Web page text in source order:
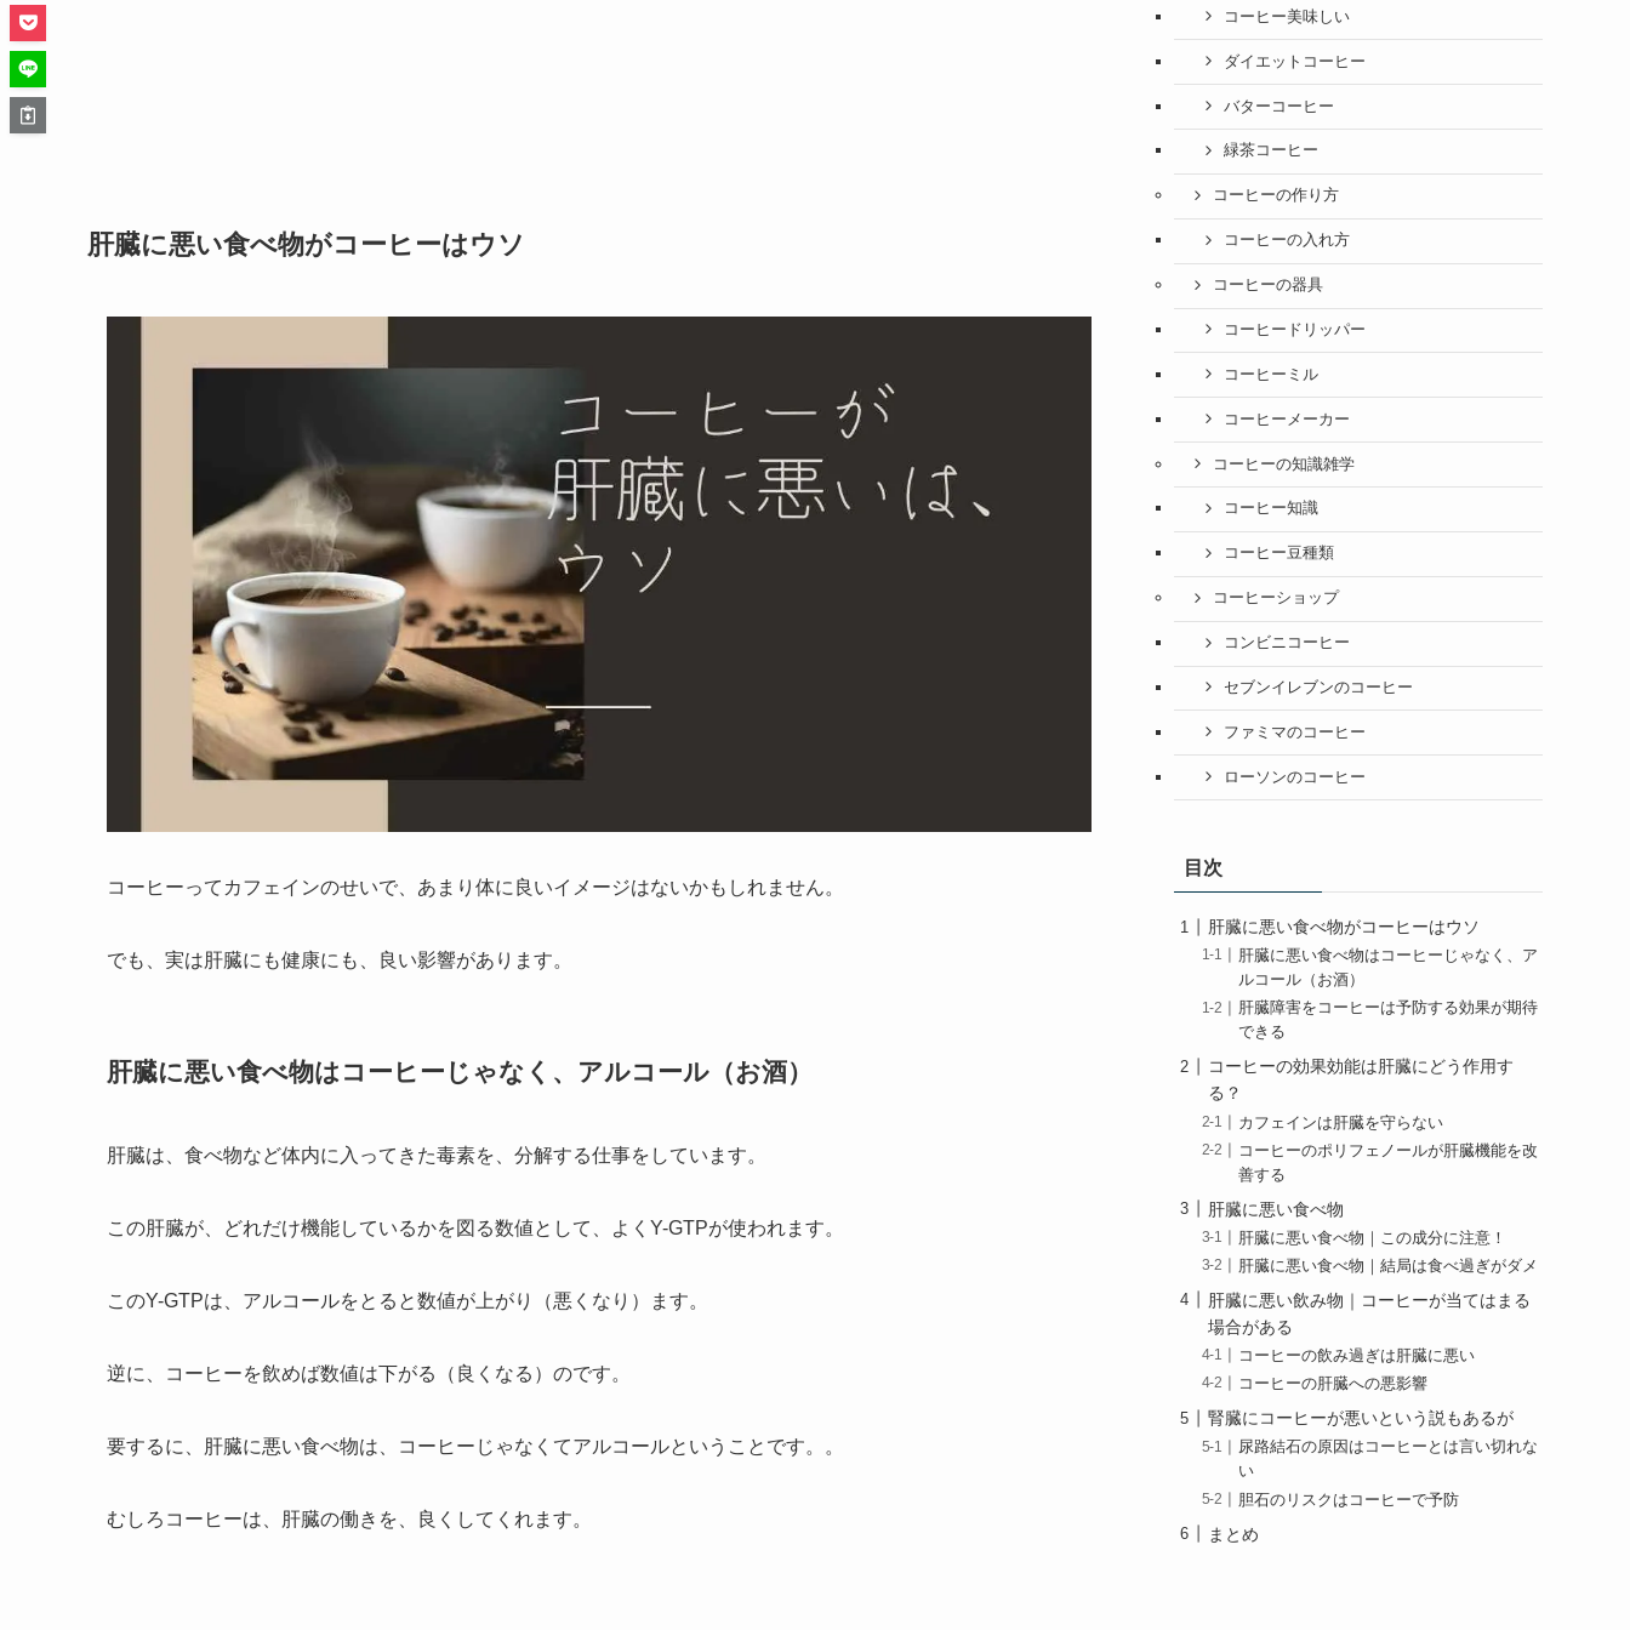
肝臓に悪い食べ物がコーヒーはウソ
コーヒーってカフェインのせいで、あまり体に良いイメージはないかもしれません。
でも、実は肝臓にも健康にも、良い影響があります。
肝臓に悪い食べ物はコーヒーじゃなく、アルコール（お酒）
肝臓は、食べ物など体内に入ってきた毒素を、分解する仕事をしています。
この肝臓が、どれだけ機能しているかを図る数値として、よくY-GTPが使われます。
このY-GTPは、アルコールをとると数値が上がり（悪くなり）ます。
逆に、コーヒーを飲めば数値は下がる（良くなる）のです。
要するに、肝臓に悪い食べ物は、コーヒーじゃなくてアルコールということです。。
むしろコーヒーは、肝臓の働きを、良くしてくれます。
コーヒー美味しい
ダイエットコーヒー
バターコーヒー
緑茶コーヒー
コーヒーの作り方
コーヒーの入れ方
コーヒーの器具
コーヒードリッパー
コーヒーミル
コーヒーメーカー
コーヒーの知識雑学
コーヒー知識
コーヒー豆種類
コーヒーショップ
コンビニコーヒー
セブンイレブンのコーヒー
ファミマのコーヒー
ローソンのコーヒー
目次
肝臓に悪い食べ物がコーヒーはウソ
肝臓に悪い食べ物はコーヒーじゃなく、ア
ルコール（お酒）
肝臓障害をコーヒーは予防する効果が期待
できる
コーヒーの効果効能は肝臓にどう作用す
る？
カフェインは肝臓を守らない
コーヒーのポリフェノールが肝臓機能を改
善する
肝臓に悪い食べ物
肝臓に悪い食べ物｜この成分に注意！
肝臓に悪い食べ物｜結局は食べ過ぎがダメ
肝臓に悪い飲み物｜コーヒーが当てはまる
場合がある
コーヒーの飲み過ぎは肝臓に悪い
コーヒーの肝臓への悪影響
腎臓にコーヒーが悪いという説もあるが
尿路結石の原因はコーヒーとは言い切れな
い
胆石のリスクはコーヒーで予防
まとめ